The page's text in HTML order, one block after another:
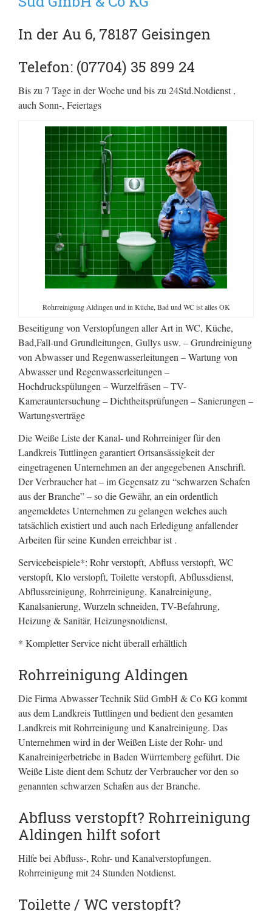
In der Au 6, 78187 Geisingen
Telefon: (07704) 35 899 24
Bis zu 7 Tage in der Woche und bis zu 24Std.Notdienst ,
auch Sonn-, Feiertags
Rohrreinigung Aldingen und in Küche, Bad und WC ist alles OK
Beseitigung von Verstopfungen aller Art in WC, Küche,
Bad,Fall-und Grundleitungen, Gullys usw. – Grundreinigung
von Abwasser und Regenwasserleitungen – Wartung von
Abwasser und Regenwasserleitungen –
Hochdruckspülungen – Wurzelfräsen – TV-
Kamerauntersuchung – Dichtheitsprüfungen – Sanierungen –
Wartungsverträge
Die Weiße Liste der Kanal- und Rohrreiniger für den
Landkreis Tuttlingen garantiert Ortsansässigkeit der
eingetragenen Unternehmen an der angegebenen Anschrift.
Der Verbraucher hat – im Gegensatz zu “schwarzen Schafen
aus der Branche” – so die Gewähr, an ein ordentlich
angemeldetes Unternehmen zu gelangen welches auch
tatsächlich existiert und auch nach Erledigung anfallender
Arbeiten für seine Kunden erreichbar ist .
Servicebeispiele*: Rohr verstopft, Abfluss verstopft, WC
verstopft, Klo verstopft, Toilette verstopft, Abflussdienst,
Abflussreinigung, Rohrreinigung, Kanalreinigung,
Kanalsanierung, Wurzeln schneiden, TV-Befahrung,
Heizung & Sanitär, Heizungsnotdienst,
* Kompletter Service nicht überall erhältlich
Rohrreinigung Aldingen
Die Firma Abwasser Technik Süd GmbH & Co KG kommt
aus dem Landkreis Tuttlingen und bedient den gesamten
Landkreis mit Rohrreinigung und Kanalreinigung. Das
Unternehmen wird in der Weißen Liste der Rohr- und
Kanalreinigerbetriebe in Baden Würrtemberg geführt. Die
Weiße Liste dient dem Schutz der Verbraucher vor den so
genannten schwarzen Schafen aus der Branche.
Abfluss verstopft? Rohrreinigung
Aldingen hilft sofort
Hilfe bei Abfluss-, Rohr- und Kanalverstopfungen.
Rohrreinigung mit 24 Stunden Notdienst.
Toilette / WC verstopft?